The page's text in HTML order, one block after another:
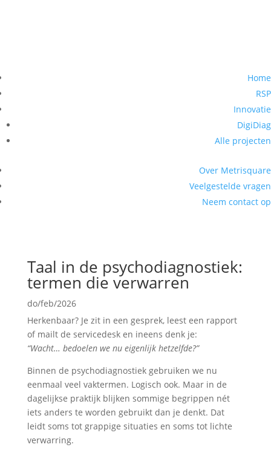
Home
RSP
Innovatie
DigiDiag
Alle projecten
Over Metrisquare
Veelgestelde vragen
Neem contact op
Taal in de psychodiagnostiek:
termen die verwarren
do/feb/2026
Herkenbaar? Je zit in een gesprek, leest een rapport
of mailt de servicedesk en ineens denk je:
“Wacht… bedoelen we nu eigenlijk hetzelfde?”
Binnen de psychodiagnostiek gebruiken we nu
eenmaal veel vaktermen. Logisch ook. Maar in de
dagelijkse praktijk blijken sommige begrippen nét
iets anders te worden gebruikt dan je denkt. Dat
leidt soms tot grappige situaties en soms tot lichte
verwarring.